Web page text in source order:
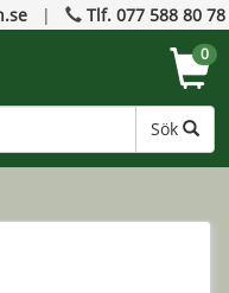
| Tlf. 077 588 80 78
Sök
0